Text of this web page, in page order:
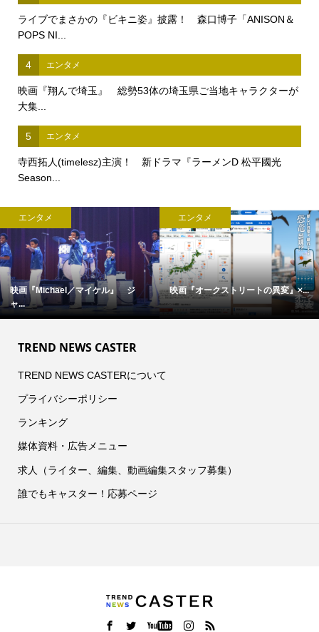
ライブでまさかの『ビキニ姿』披露！ 森口博子「ANISON＆
POPS NI...
4 エンタメ
映画『翔んで埼玉』 総勢53体の埼玉県ご当地キャラクターが
大集...
5 エンタメ
寺西拓人(timelesz)主演！ 新ドラマ『ラーメンD 松平國光
Season...
エンタメ
映画『Michael／マイケル』 ジ
ャ...
エンタメ
映画『オークストリートの異変』×...
TREND NEWS CASTER
TREND NEWS CASTERについて
プライバシーポリシー
ランキング
媒体資料・広告メニュー
求人（ライター、編集、動画編集スタッフ募集）
誰でもキャスター！応募ページ